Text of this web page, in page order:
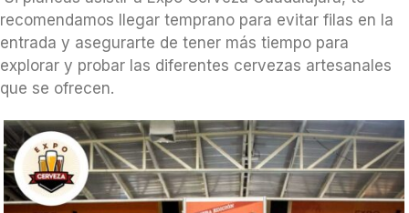
recomendamos llegar temprano para evitar filas en la
entrada y asegurarte de tener más tiempo para
explorar y probar las diferentes cervezas artesanales
que se ofrecen.